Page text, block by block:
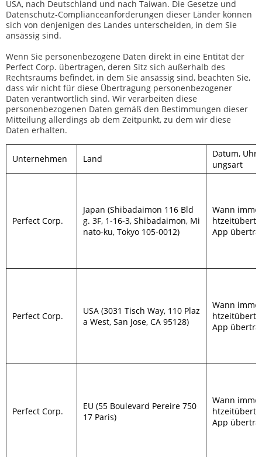
USA, nach Deutschland und nach Taiwan. Die Gesetze und
Datenschutz-Complianceanforderungen dieser Länder können
sich von denjenigen des Landes unterscheiden, in dem Sie
ansässig sind.
Wenn Sie personenbezogene Daten direkt in eine Entität der
Perfect Corp. übertragen, deren Sitz sich außerhalb des
Rechtsraums befindet, in dem Sie ansässig sind, beachten Sie,
dass wir nicht für diese Übertragung personenbezogener
Daten verantwortlich sind. Wir verarbeiten diese
personenbezogenen Daten gemäß den Bestimmungen dieser
Mitteilung allerdings ab dem Zeitpunkt, zu dem wir diese
Daten erhalten.
Unternehmen Land
Datum,
ungsart
Perfect Corp.
Japan (Shibadaimon 116 Bld
g. 3F, 1-16-3, Shibadaimon, Mi
nato-ku, Tokyo 105-0012)
Wann
App
Perfect Corp.
USA (3031 Tisch Way, 110 Plaz
a West, San Jose, CA 95128)
Wann
App
Perfect Corp.
EU (55 Boulevard Pereire 750
17 Paris)
Wann
App